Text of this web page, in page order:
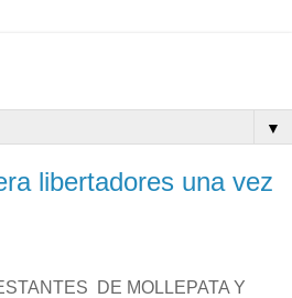
▼
libertadores una vez
DE MOLLEPATA Y